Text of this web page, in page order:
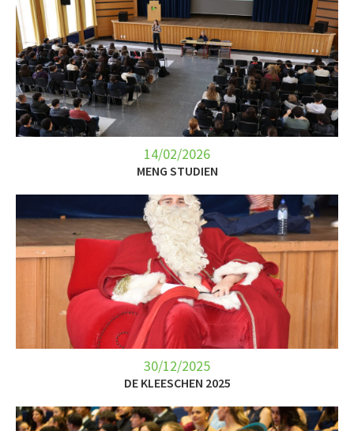
SERVICES
APPRENTISSAGE
APPLIS
14/02/2026
MENG STUDIEN
30/12/2025
DE KLEESCHEN 2025